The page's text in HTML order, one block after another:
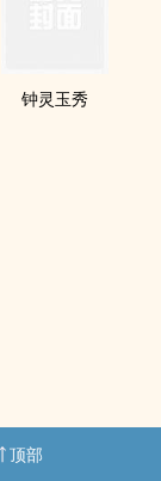
钟灵玉秀
顶部